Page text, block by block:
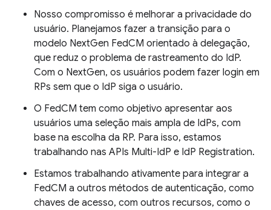
Nosso compromisso é melhorar a privacidade do
usuário. Planejamos fazer a transição para o
modelo NextGen FedCM orientado à delegação,
que reduz o problema de rastreamento do IdP.
Com o NextGen, os usuários podem fazer login em
RPs sem que o IdP siga o usuário.
O FedCM tem como objetivo apresentar aos
usuários uma seleção mais ampla de IdPs, com
base na escolha da RP. Para isso, estamos
trabalhando nas APIs Multi-IdP e IdP Registration.
Estamos trabalhando ativamente para integrar a
FedCM a outros métodos de autenticação, como
chaves de acesso, com outros recursos, como o